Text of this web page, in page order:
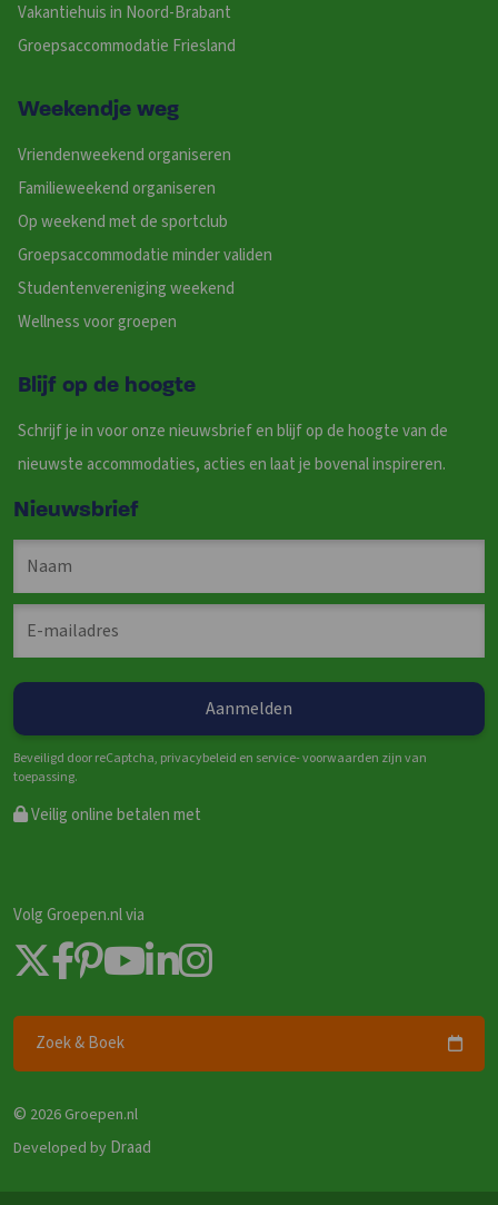
Vakantiehuis in Noord-Brabant
Groepsaccommodatie Friesland
Weekendje weg
Vriendenweekend organiseren
Familieweekend organiseren
Op weekend met de sportclub
Groepsaccommodatie minder validen
Studentenvereniging weekend
Wellness voor groepen
Blijf op de hoogte
Schrijf je in voor onze nieuwsbrief en blijf op de hoogte van de
nieuwste accommodaties, acties en laat je bovenal inspireren.
Nieuwsbrief
Beveiligd door reCaptcha, privacybeleid en service- voorwaarden zijn van
toepassing.
Veilig online betalen met
Volg Groepen.nl via
Zoek & Boek
© 2026 Groepen.nl
Developed by Draad